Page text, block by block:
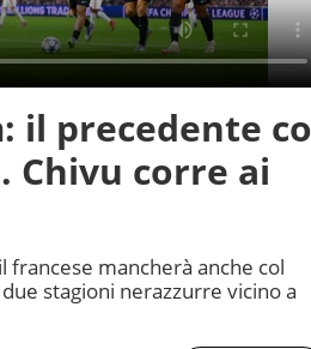
il precedente
Chivu corre ai
francese mancherà anche col
stagioni nerazzurre vicino a